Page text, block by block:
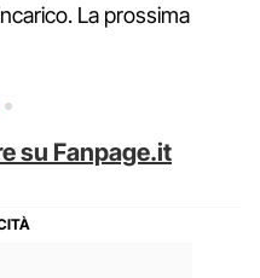
La prossima
su Fanpage.it